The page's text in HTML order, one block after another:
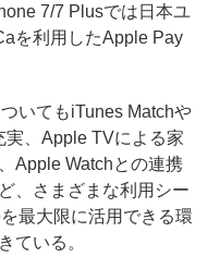
7/7 Plusでは日本ユ
を利用したApple Pay
いてもiTunes Matchや
、Apple TVによる家
Apple Watchとの連携
、さまざまな利用シー
最大限に活用できる環
ている。